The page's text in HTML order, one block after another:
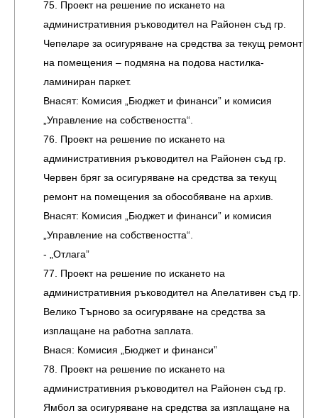
75. Проект на решение по искането на
административния ръководител на Районен съд гр.
Чепеларе за осигуряване на средства за текущ ремонт
на помещения – подмяна на подова настилка-
ламиниран паркет.
Внасят: Комисия „Бюджет и финанси” и комисия
„Управление на собствеността“.
76. Проект на решение по искането на
административния ръководител на Районен съд гр.
Червен бряг за осигуряване на средства за текущ
ремонт на помещения за обособяване на архив.
Внасят: Комисия „Бюджет и финанси” и комисия
„Управление на собствеността“.
- „Отлага”
77. Проект на решение по искането на
административния ръководител на Апелативен съд гр.
Велико Търново за осигуряване на средства за
изплащане на работна заплата.
Внася: Комисия „Бюджет и финанси”
78. Проект на решение по искането на
административния ръководител на Районен съд гр.
Ямбол за осигуряване на средства за изплащане на